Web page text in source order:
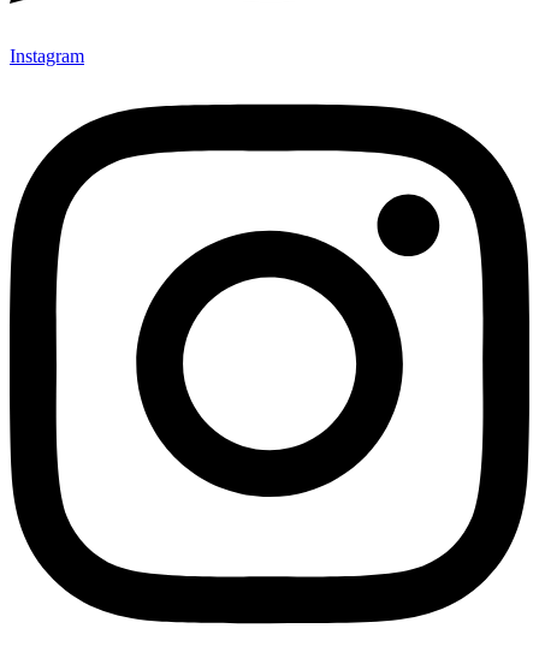
Instagram